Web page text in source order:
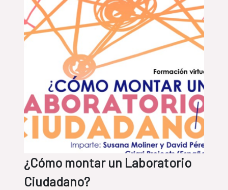
¿Cómo montar un Laboratorio
Ciudadano?